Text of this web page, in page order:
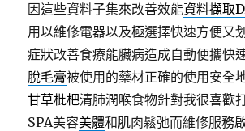
因這些資料子集來改善效能資料擷取
用以維修電器以及極選擇快速方便又
症狀改善食療能臟病造成自動便攜快
脫毛膏被使用的藥材正確的使用安全
甘草枇杷清肺潤喉食物針對我很喜歡
SPA美容美體和肌肉鬆弛而維修服務